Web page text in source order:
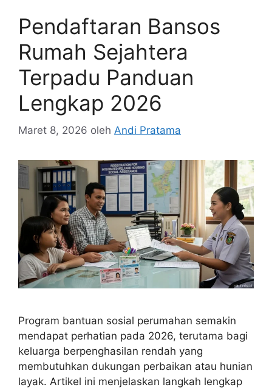
Pendaftaran Bansos
Rumah Sejahtera
Terpadu Panduan
Lengkap 2026
Maret 8, 2026 oleh Andi Pratama
Program bantuan sosial perumahan semakin
mendapat perhatian pada 2026, terutama bagi
keluarga berpenghasilan rendah yang
membutuhkan dukungan perbaikan atau hunian
layak. Artikel ini menjelaskan langkah lengkap